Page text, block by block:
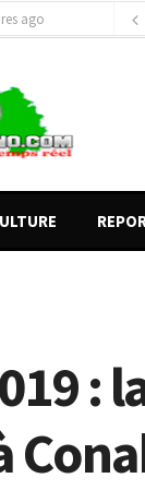
ago
spéciaux
: